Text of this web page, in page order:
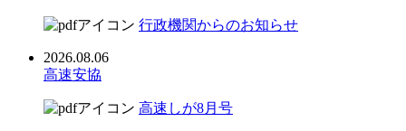
行政機関からのお知らせ
2026.08.06
高速安協
高速しが8月号